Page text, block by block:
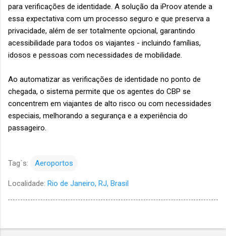
para verificações de identidade. A solução da iProov atende a
essa expectativa com um processo seguro e que preserva a
privacidade, além de ser totalmente opcional, garantindo
acessibilidade para todos os viajantes - incluindo famílias,
idosos e pessoas com necessidades de mobilidade.
Ao automatizar as verificações de identidade no ponto de
chegada, o sistema permite que os agentes do CBP se
concentrem em viajantes de alto risco ou com necessidades
especiais, melhorando a segurança e a experiência do
passageiro.
Tag´s: Aeroportos
Localidade: Rio de Janeiro, RJ, Brasil